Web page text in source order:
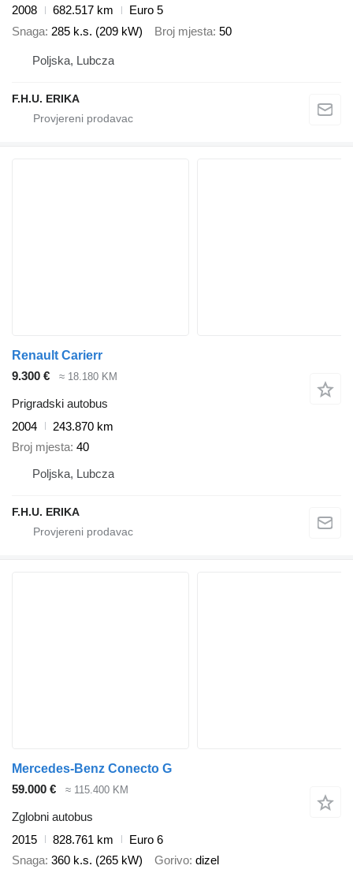
2008
682.517 km
Euro 5
Snaga 285 k.s. (209 kW) Broj mjesta 50
Poljska, Lubcza
F.H.U. ERIKA
Renault Carierr
9.300 €
≈ 18.180 KM
Prigradski autobus
2004
243.870 km
Broj mjesta 40
Poljska, Lubcza
F.H.U. ERIKA
Mercedes-Benz Conecto G
59.000 €
≈ 115.400 KM
Zglobni autobus
2015
828.761 km
Euro 6
Snaga 360 k.s. (265 kW) Gorivo dizel